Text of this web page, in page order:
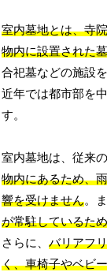
室内墓地とは、寺
物内に設置された
合祀墓などの施設
近年では都市部を
す。
室内墓地は、従来
物内にあるため、
響を受けません。
が常駐しているた
さらに、バリアフ
く、車椅子やベビ